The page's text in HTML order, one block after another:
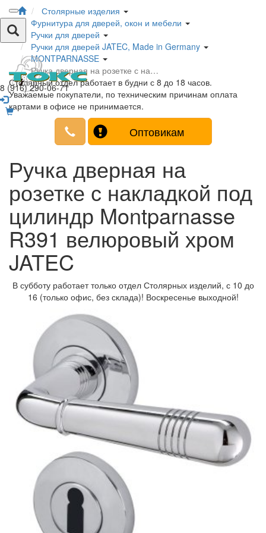
8 (916) 290-06-71
Столярные изделия
Фурнитура для дверей, окон и мебели
Ручки для дверей
Ручки для дверей JATEC, Made in Germany
MONTPARNASSE
Ручка дверная на розетке с на…
Столярный отдел работает в будни с 8 до 18 часов.
Уважаемые покупатели, по техническим причинам оплата
картами в офисе не принимается.
Оптовикам
Ручка дверная на
розетке с накладкой под
цилиндр Montparnasse
R391 велюровый хром
JATEC
В субботу работает только отдел Столярных изделий, с 10 до
16 (только офис, без склада)! Воскресенье выходной!